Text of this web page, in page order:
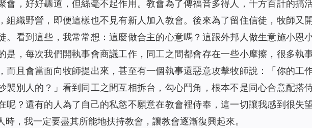
會，好好聽道，但絲毫不起作用。教會為了傳福音多得人，千方百計的搞活
組織野營，即便這樣也不見有新人加入教會。後來為了留住信徒，牧師又
。看到這些，我常常想：這麼做合主的心意嗎？這跟外邦人做生意施小恩
是，每次我們開執事會商議工作，同工之間都會存在一些小摩擦，很多執
而且會當面向牧師提出來，甚至有一個執事還惡意攻擊牧師說：「你的工
襲別人的？」看到同工之間互相拆台，勾心鬥角，根本不是同心合意配搭
呢？還有的人為了自己的私慾不願意在教會裡侍奉，這一切讓我感到很失
時，我一定要盡其所能地扶持教會，讓教會逐漸復興起來。